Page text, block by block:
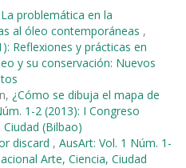
La problemática en la
al óleo contemporáneas ,
Reflexiones y prácticas en
y su conservación: Nuevos
¿Cómo se dibuja el mapa de
1-2 (2013): I Congreso
(Bilbao)
discard , AusArt: Vol. 1 Núm. 1-
Arte, Ciencia, Ciudad